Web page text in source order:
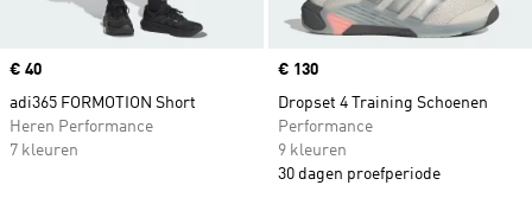
Price
€ 40
adi365 FORMOTION Short
Heren Performance
7 kleuren
Price
€ 130
Dropset 4 Training Schoenen
Performance
9 kleuren
30 dagen proefperiode